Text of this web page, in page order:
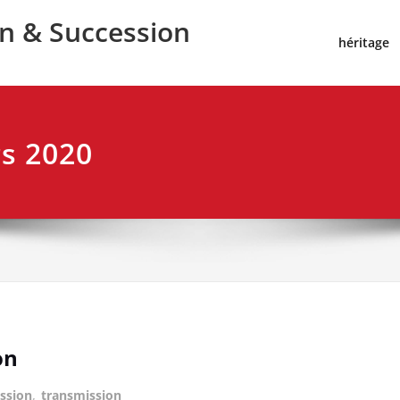
& Succession héritage
2020
, transmission